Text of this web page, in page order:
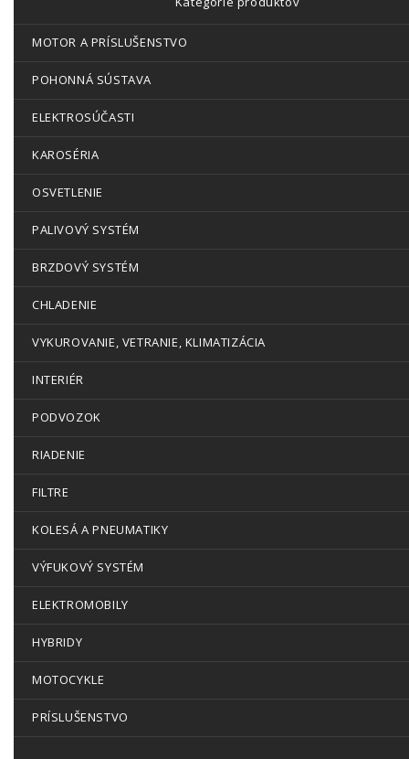
MOTOR A PRÍSLUŠENSTVO
POHONNÁ SÚSTAVA
ELEKTROSÚČASTI
KAROSÉRIA
OSVETLENIE
PALIVOVÝ SYSTÉM
BRZDOVÝ SYSTÉM
CHLADENIE
VYKUROVANIE, VETRANIE, KLIMATIZÁCIA
INTERIÉR
PODVOZOK
RIADENIE
FILTRE
KOLESÁ A PNEUMATIKY
VÝFUKOVÝ SYSTÉM
ELEKTROMOBILY
HYBRIDY
MOTOCYKLE
PRÍSLUŠENSTVO